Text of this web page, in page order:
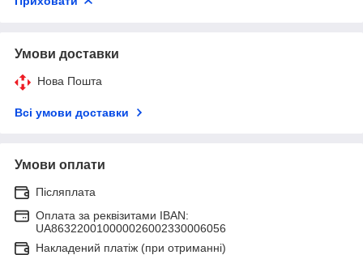
Умови доставки
Нова Пошта
Всі умови доставки
Умови оплати
Післяплата
Оплата за реквізитами IBAN:
UA863220010000026002330006056
Накладений платіж (при отриманні)